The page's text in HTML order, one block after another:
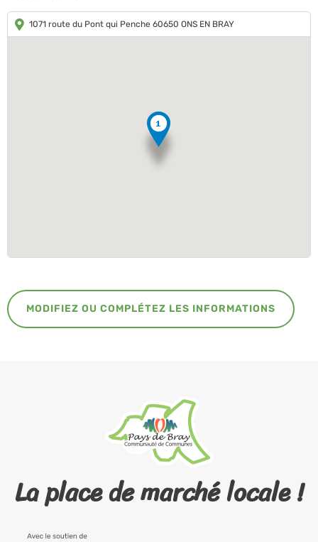
1071 route du Pont qui Penche 60650 ONS EN BRAY
MODIFIEZ OU COMPLÉTEZ LES INFORMATIONS
La place de marché locale !